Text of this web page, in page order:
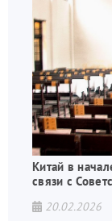
Китай в
связи с
20.02.2026